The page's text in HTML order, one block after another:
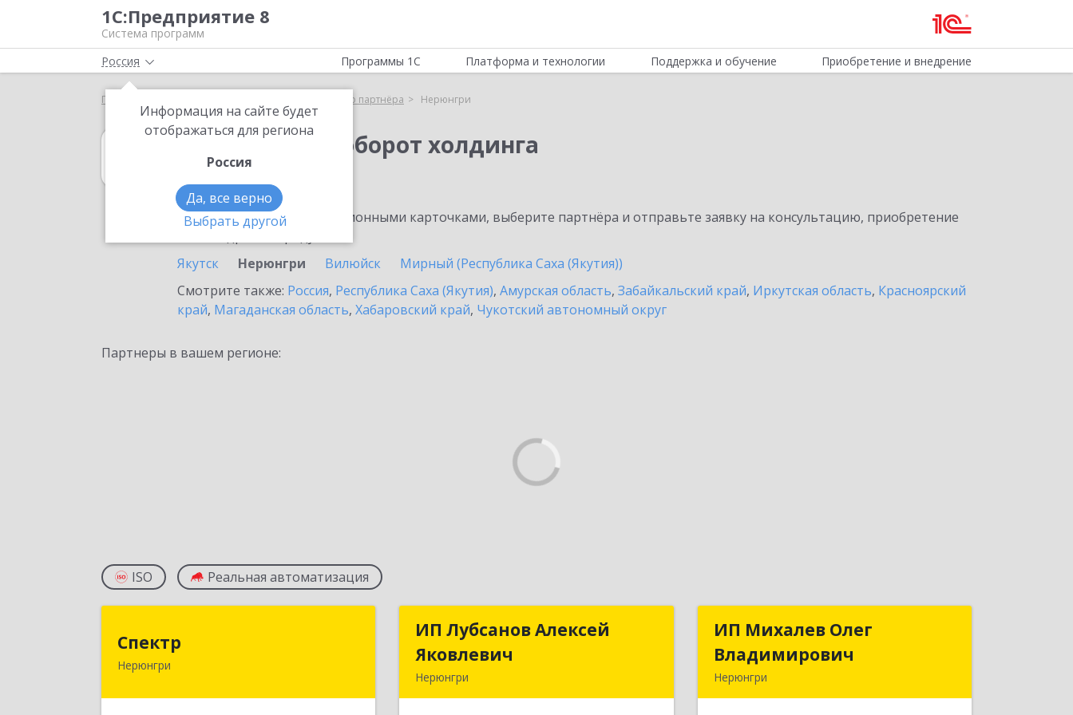
1С:Предприятие 8
Система программ
Россия
Информация на сайте будет
отображаться для региона
Россия
Да, все верно
Выбрать другой
Программы 1С Платформа и технологии Поддержка и обучение Приобретение и внедрение
Главная Выбор партнёра Нерюнгри
1С:Документооборот холдинга
в Нерюнгри
Ознакомьтесь с информационными карточками, выберите партнёра и отправьте заявку на консультацию, приобретение
Якутск
Нерюнгри Вилюйск
Мирный (Республика Саха (Якутия))
Смотрите также: Россия, Республика Саха (Якутия), Амурская область, Забайкальский край, Иркутская область, Красноярский
край, Магаданская область, Хабаровский край, Чукотский автономный округ
Партнеры в вашем регионе:
ISO Реальная автоматизация
Спектр
Нерюнгри
ИП Лубсанов Алексей
Яковлевич
Нерюнгри
ИП Лубсанов Алексей
ИП Михалев Олег
Владимирович
Нерюнгри
ИП Михалев Олег
Владимирович